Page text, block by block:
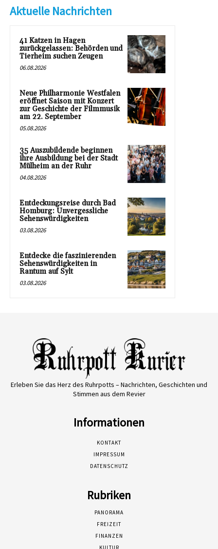
Aktuelle Nachrichten
41 Katzen in Hagen
zurückgelassen: Behörden und
Tierheim suchen Zeugen
06.08.2026
Neue Philharmonie Westfalen
eröffnet Saison mit Konzert
zur Geschichte der Filmmusik
am 22. September
05.08.2026
35 Auszubildende beginnen
ihre Ausbildung bei der Stadt
Mülheim an der Ruhr
04.08.2026
Entdeckungsreise durch Bad
Homburg: Unvergessliche
Sehenswürdigkeiten
03.08.2026
Entdecke die faszinierenden
Sehenswürdigkeiten in
Rantum auf Sylt
03.08.2026
Erleben Sie das Herz des Ruhrpotts – Nachrichten, Geschichten und
Stimmen aus dem Revier
Informationen
KONTAKT
IMPRESSUM
DATENSCHUTZ
Rubriken
PANORAMA
FREIZEIT
FINANZEN
KULTUR